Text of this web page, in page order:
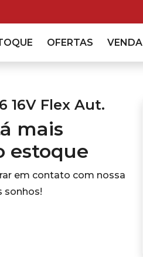
OFERTAS VENDA
16V Flex Aut.
mais
estoque
em contato com nossa
sonhos!